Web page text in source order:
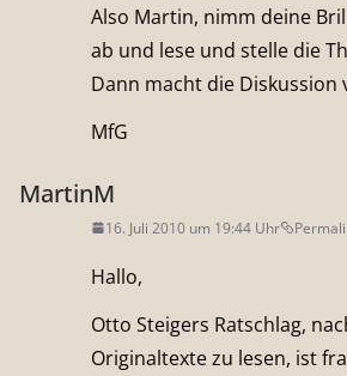
Also Martin, nimm deine
ab und lese und stelle die
Dann macht die Diskussion
MfG
MartinM
16. Juli 2010 um 19:44 Uhr
Hallo,
Otto Steigers Ratschlag,
Originaltexte zu lesen, ist